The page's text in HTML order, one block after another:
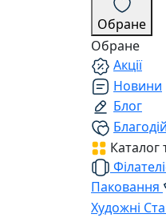
Обране
Обране
Акції
Новини
Блог
Каталог
Паковання
Художні